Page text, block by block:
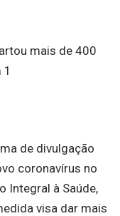
de divulgação
coronavírus no
Integral à Saúde,
visa dar mais